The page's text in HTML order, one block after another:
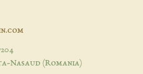
Nasaud (Romania)